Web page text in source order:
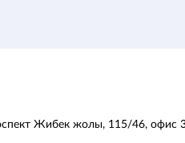
Жибек жолы, 115/46, офис